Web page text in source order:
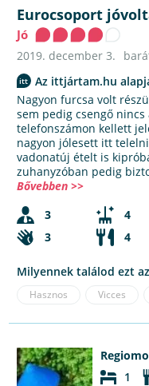
Eurocsoport
Jó
2019. december 3.
Az ittjártam.hu
Nagyon furcsa volt
sem pedig csengő
telefonszámon kellett
nagyon jólesett itt
vadonatúj ételt is
zuhanyzóban pedig
Bővebben >>
3
4
3
4
Milyennek találod ezt
Hasznos Vicces
1